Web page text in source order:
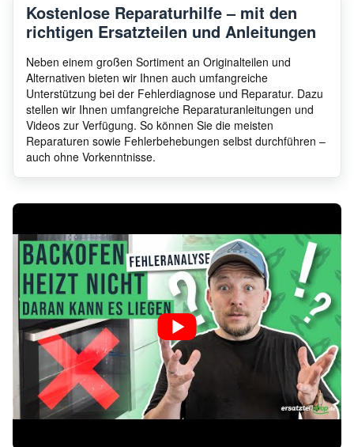
Privileg 085.214_60482
Privileg 673.954_60488
Privileg 213.483-1
Privileg 197.226-4
Privileg 995.981_30834
Kostenlose Reparaturhilfe – mit den
richtigen Ersatzteilen und Anleitungen
Neben einem großen Sortiment an Originalteilen und
Alternativen bieten wir Ihnen auch umfangreiche
Unterstützung bei der Fehlerdiagnose und Reparatur. Dazu
stellen wir Ihnen umfangreiche Reparaturanleitungen und
Videos zur Verfügung. So können Sie die meisten
Reparaturen sowie Fehlerbehebungen selbst durchführen –
auch ohne Vorkenntnisse.